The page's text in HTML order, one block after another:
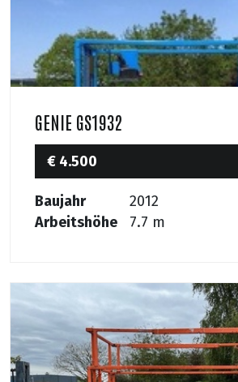
GENIE GS1932
€ 4.500
Baujahr
2012
Arbeitshöhe
7.7 m